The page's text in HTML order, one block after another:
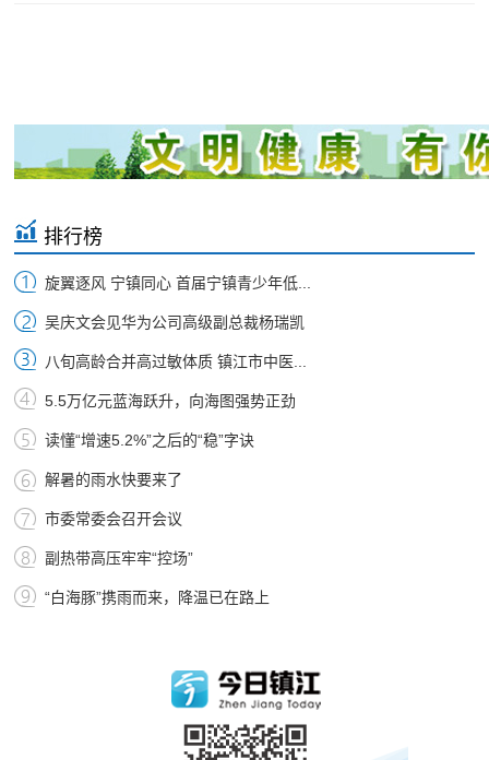
排行榜
旋翼逐风 宁镇同心 首届宁镇青少年低...
吴庆文会见华为公司高级副总裁杨瑞凯
八旬高龄合并高过敏体质 镇江市中医...
5.5万亿元蓝海跃升，向海图强势正劲
读懂“增速5.2%”之后的“稳”字诀
解暑的雨水快要来了
市委常委会召开会议
副热带高压牢牢“控场”
“白海豚”携雨而来，降温已在路上